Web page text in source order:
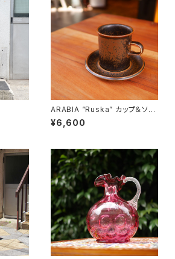
ARABIA “Ruska” カップ＆ソー
サー
¥6,600